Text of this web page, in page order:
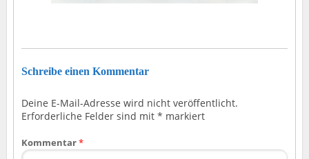
Schreibe einen Kommentar
Deine E-Mail-Adresse wird nicht veröffentlicht.
Erforderliche Felder sind mit * markiert
Kommentar*